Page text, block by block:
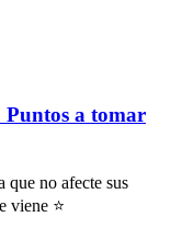
Puntos a tomar
que no afecte sus
viene ⭐